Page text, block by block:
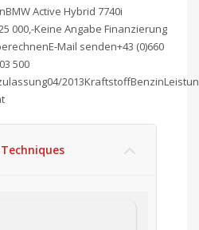
Active Hybrid 7740i
000,-Keine Angabe Finanzierung
Mail senden+43 (0)660
500